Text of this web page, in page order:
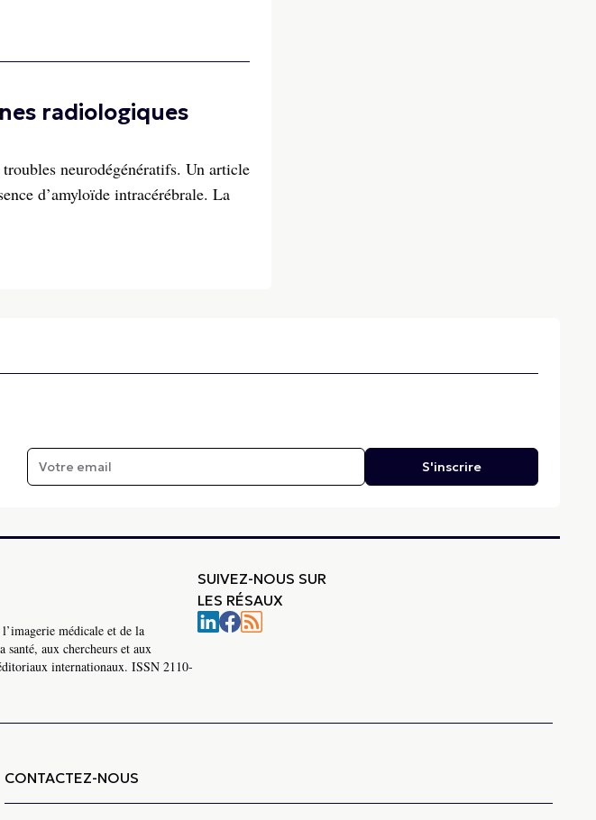
radiologiques
neurodégénératifs. Un article
d’amyloïde intracérébrale. La
S'inscrire
médicale et de la
aux chercheurs et aux
internationaux. ISSN 2110-
SUIVEZ-NOUS SUR
LES RÉSAUX
CONTACTEZ-NOUS